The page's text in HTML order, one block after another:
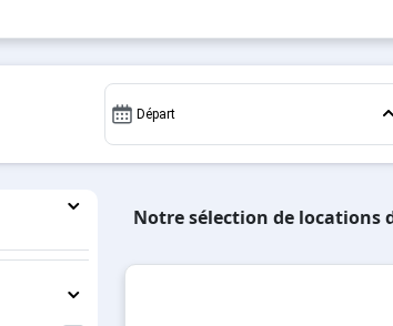
en Tarentaise, une station réputée et
avec la beauté des paysages
ou entre amis, c'est l'occasion
Départ
Notre sélection de locations